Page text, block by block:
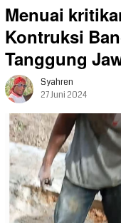
Menuai
Kontruksi
Tanggung
Syahren
27 Juni 2024